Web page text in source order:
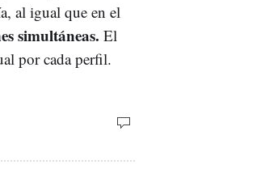
al igual que en el
simultáneas. El
por cada perfil.